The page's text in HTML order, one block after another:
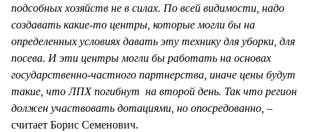
подсобных хозяйств не в силах. По всей видимости, надо
создавать какие-то центры, которые могли бы на
определенных условиях давать эту технику для уборки, для
посева. И эти центры могли бы работать на основах
государственно-частного партнерства, иначе цены будут
такие, что ЛПХ погибнут на второй день. Так что регион
должен участвовать дотациями, но опосредованно, –
считает Борис Семенович.